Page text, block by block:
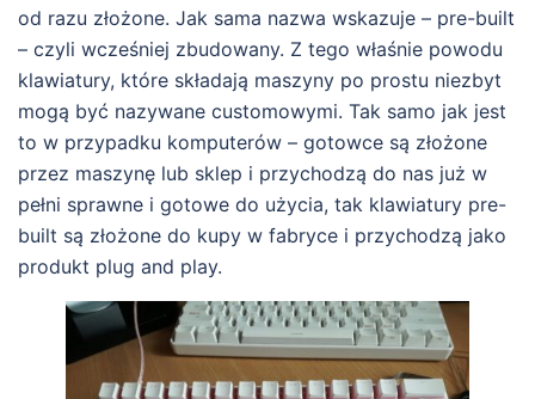
od razu złożone. Jak sama nazwa wskazuje – pre-built
– czyli wcześniej zbudowany. Z tego właśnie powodu
klawiatury, które składają maszyny po prostu niezbyt
mogą być nazywane customowymi. Tak samo jak jest
to w przypadku komputerów – gotowce są złożone
przez maszynę lub sklep i przychodzą do nas już w
pełni sprawne i gotowe do użycia, tak klawiatury pre-
built są złożone do kupy w fabryce i przychodzą jako
produkt plug and play.